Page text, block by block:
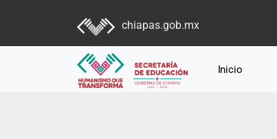
chiapas.gob.mx
Inicio